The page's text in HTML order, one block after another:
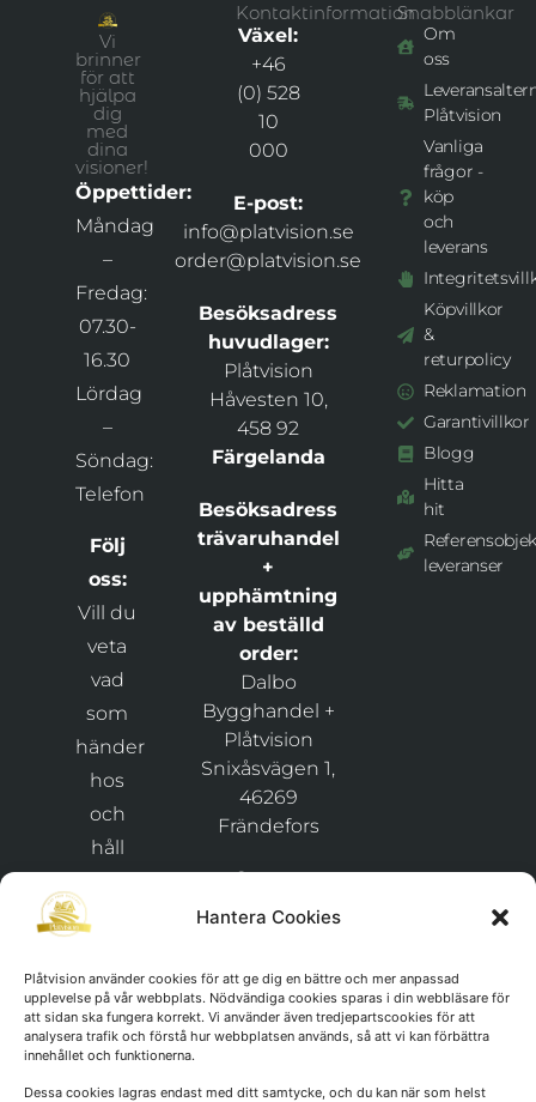
Hantera Cookies
Plåtvision använder cookies för att ge dig en bättre och mer anpassad
upplevelse på vår webbplats. Nödvändiga cookies sparas i din webbläsare för
att sidan ska fungera korrekt. Vi använder även tredjepartscookies för att
analysera trafik och förstå hur webbplatsen används, så att vi kan förbättra
innehållet och funktionerna.
Dessa cookies lagras endast med ditt samtycke, och du kan när som helst
Vi
brinner
för att
hjälpa
dig
med
dina
visioner!
Öppettider:
Måndag
–
Fredag:
07.30-
16.30
Lördag
–
Söndag:
Telefon
Följ
oss:
Vill du
veta
vad
som
händer
hos
och
håll
uppdaterad
nyheter
och
erbjudanden
Kontaktinformation
Växel:
+46
(0) 528
10
000
E-post:
info@platvision.se
order@platvision.se
Besöksadress
huvudlager:
Plåtvision
Håvesten 10,
458 92
Färgelanda
Besöksadress
trävaruhandel
+
upphämtning
av beställd
order:
Dalbo
Bygghandel +
Plåtvision
Snixåsvägen 1,
46269
Frändefors
Org.nr:
911029-
Snabblänkar
Om
oss
Plåtvision
Vanliga
frågor -
köp
och
leverans
Köpvillkor
&
returpolicy
Reklamation
Garantivillkor
Blogg
Hitta
hit
leveranser